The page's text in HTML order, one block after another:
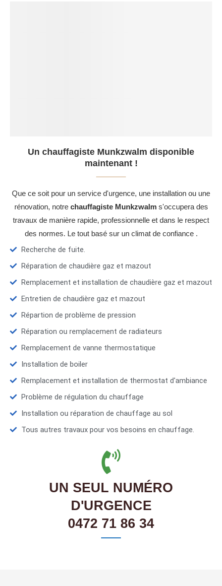
Un chauffagiste Munkzwalm disponible
maintenant !
Que ce soit pour un service d'urgence, une installation ou une
rénovation, notre chauffagiste Munkzwalms'occupera des
travaux de manière rapide, professionnelle et dans le respect
des normes. Le tout basé sur un climat de confiance .
Recherche de fuite.
Réparation de chaudière gaz et mazout
Remplacement et installation de chaudière gaz et mazout
Entretien de chaudière gaz et mazout
Répartion de problème de pression
Réparation ou remplacement de radiateurs
Remplacement de vanne thermostatique
Installation de boiler
Remplacement et installation de thermostat d'ambiance
Problème de régulation du chauffage
Installation ou réparation de chauffage au sol
Tous autres travaux pour vos besoins en chauffage.
UN SEUL NUMÉRO
D'URGENCE
0472 71 86 34